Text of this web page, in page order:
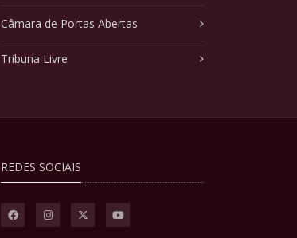
Câmara de Portas Abertas
Tribuna Livre
REDES SOCIAIS